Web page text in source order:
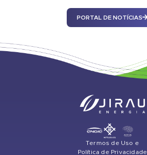
PORTAL DE NOTÍCIAS
Termos de Uso e
Política de Privacidade